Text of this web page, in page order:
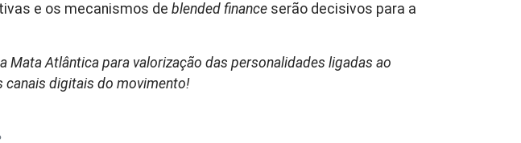
e os mecanismos de blended finance serão decisivos para a
Mata Atlântica para valorização das personalidades ligadas ao
canais digitais do movimento!